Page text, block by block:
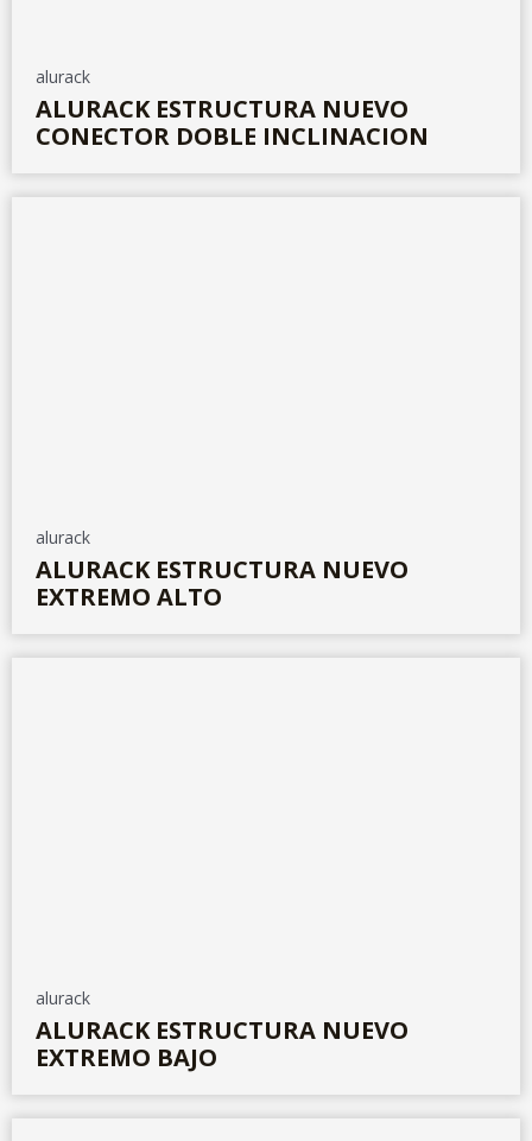
alurack
ALURACK ESTRUCTURA NUEVO
CONECTOR DOBLE INCLINACION
alurack
ALURACK ESTRUCTURA NUEVO
EXTREMO ALTO
alurack
ALURACK ESTRUCTURA NUEVO
EXTREMO BAJO